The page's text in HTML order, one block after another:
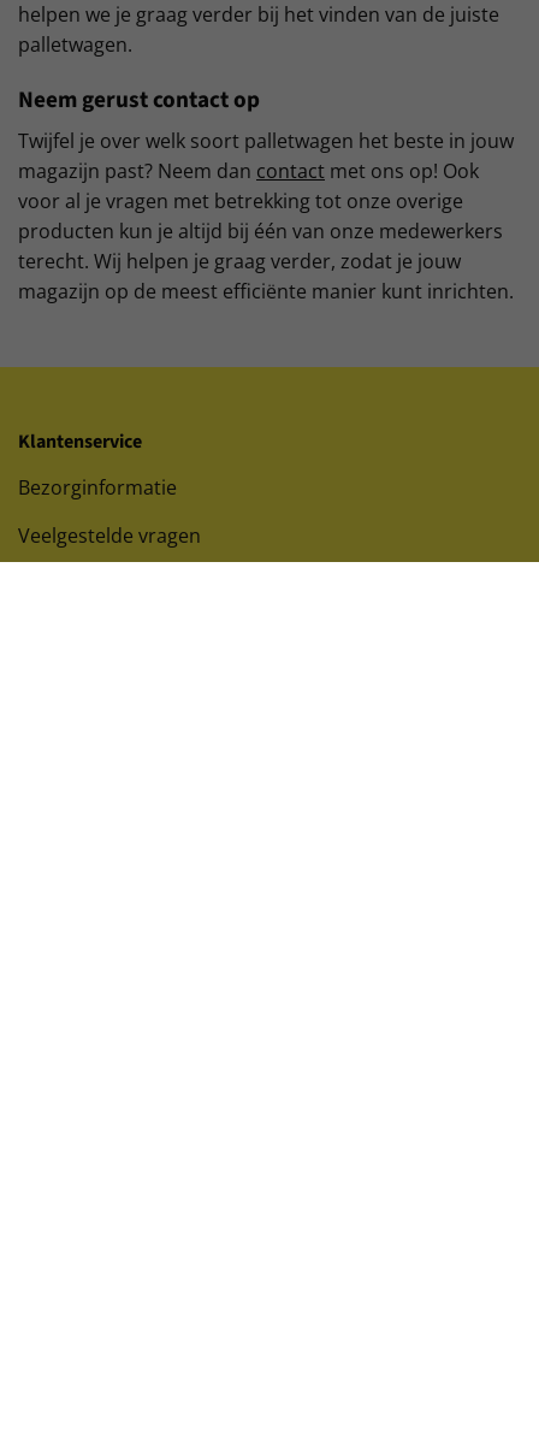
helpen we je graag verder bij het vinden van de juiste
palletwagen.
Neem gerust contact op
Twijfel je over welk soort palletwagen het beste in jouw
magazijn past? Neem dan contact met ons op! Ook
voor al je vragen met betrekking tot onze overige
producten kun je altijd bij één van onze medewerkers
terecht. Wij helpen je graag verder, zodat je jouw
magazijn op de meest efficiënte manier kunt inrichten.
Klantenservice
Bezorginformatie
Veelgestelde vragen